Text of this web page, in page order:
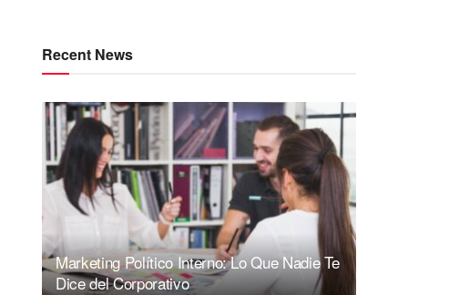
Recent News
Marketing Político Interno: Lo Que Nadie Te
Dice del Corporativo